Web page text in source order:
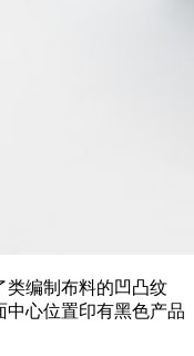
类编制布料的凹凸纹
心位置印有黑色产品